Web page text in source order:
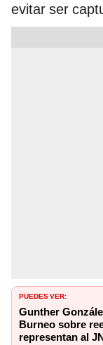
evitar ser
PUEDES VER:
Gunther
Burneo sobre
representan al